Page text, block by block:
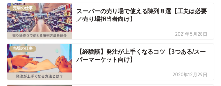
売場の仕事
スーパーの売り場で使える陳列８選【工夫は必要
／売り場担当者向け】
2021年5月28日
売場の仕事
【経験談】発注が上手くなるコツ【3つある/スー
パーマーケット向け】
2020年12月29日